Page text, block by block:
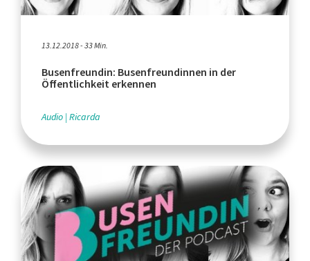
13.12.2018 - 33 Min.
Busenfreundin: Busenfreundinnen in der
Öffentlichkeit erkennen
Audio Ricarda